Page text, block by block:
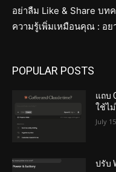
อย่าลืม Like & Share บท
ความรู้เพิ่มเหมือนคุณ : อย
POPULAR POSTS
แถบ
ใช้ไ
July
ปรับ